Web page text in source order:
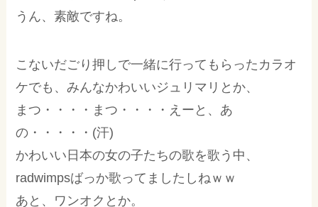
うん、素敵ですね。
こないだごり押しで一緒に行ってもらったカラオ
ケでも、みんなかわいいジュリマリとか、
まつ・・・・まつ・・・・えーと、あ
の・・・・・(汗)
かわいい日本の女の子たちの歌を歌う中、
radwimpsばっか歌ってましたしねｗｗ
あと、ワンオクとか。